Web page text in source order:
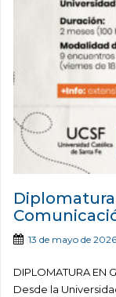
13 de mayo de 2026
DIPLOMATURA EN
Desde la